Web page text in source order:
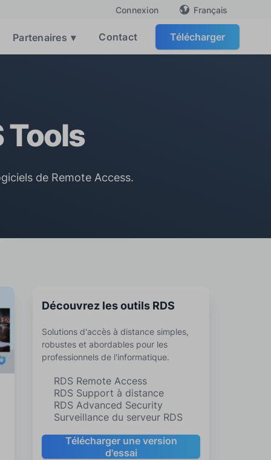
Connexion Français
Partenaires ▾ Contact Télécharger
Tools
de Remote Access.
Découvrez les outils RDS
Solutions d'accès à distance simples,
robustes et abordables pour les
professionnels de l'informatique.
RDS Remote Access
RDS Support à distance
RDS Advanced Security
Surveillance du serveur RDS
Télécharger une version
d'essai